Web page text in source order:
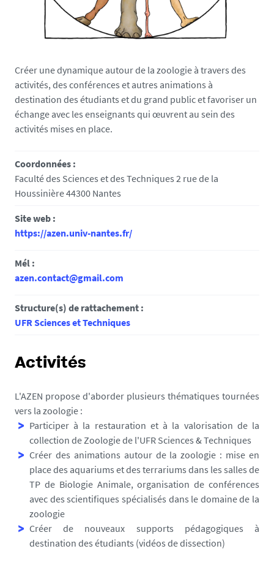
Créer une dynamique autour de la zoologie à travers des
activités, des conférences et autres animations à
destination des étudiants et du grand public et favoriser un
échange avec les enseignants qui œuvrent au sein des
activités mises en place.
Coordonnées :
Faculté des Sciences et des Techniques 2 rue de la
Houssinière 44300 Nantes
Site web :
https://azen.univ-nantes.fr/
Mél :
azen.contact@gmail.com
Structure(s) de rattachement :
UFR Sciences et Techniques
Activités
L'AZEN propose d'aborder plusieurs thématiques tournées
vers la zoologie :
Participer à la restauration et à la valorisation de la
collection de Zoologie de l'UFR Sciences & Techniques
Créer des animations autour de la zoologie : mise en
place des aquariums et des terrariums dans les salles de
TP de Biologie Animale, organisation de conférences
avec des scientifiques spécialisés dans le domaine de la
zoologie
Créer de nouveaux supports pédagogiques à
destination des étudiants (vidéos de dissection)